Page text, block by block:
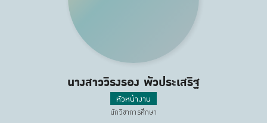
นางสาววิรงรอง พัวประเสริฐ
หัวหน้างาน
นักวิชาการศึกษา